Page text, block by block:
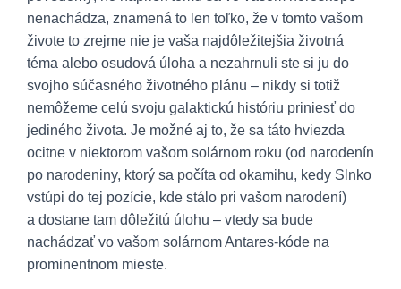
nenachádza, znamená to len toľko, že v tomto vašom
živote to zrejme nie je vaša najdôležitejšia životná
téma alebo osudová úloha a nezahrnuli ste si ju do
svojho súčasného životného plánu – nikdy si totiž
nemôžeme celú svoju galaktickú históriu priniesť do
jediného života. Je možné aj to, že sa táto hviezda
ocitne v niektorom vašom solárnom roku (od narodenín
po narodeniny, ktorý sa počíta od okamihu, kedy Slnko
vstúpi do tej pozície, kde stálo pri vašom narodení)
a dostane tam dôležitú úlohu – vtedy sa bude
nachádzať vo vašom solárnom Antares-kóde na
prominentnom mieste.